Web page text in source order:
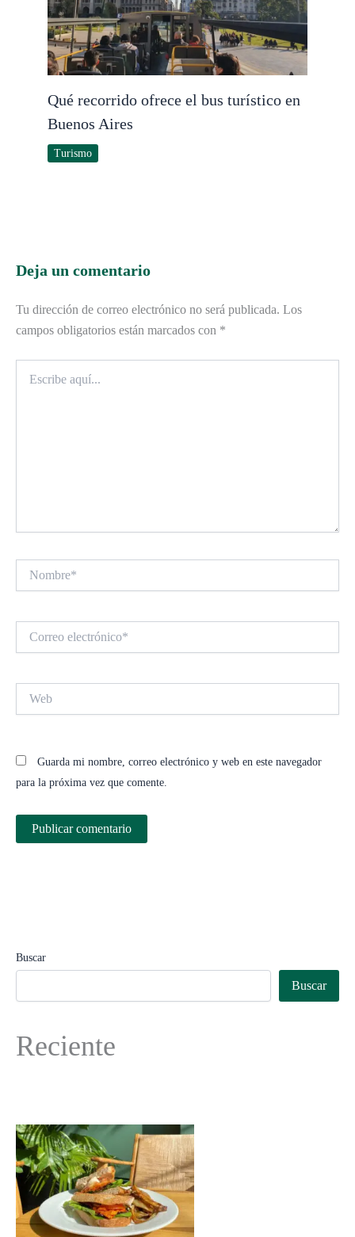
Qué recorrido ofrece el bus turístico en
Buenos Aires
Turismo
Deja un comentario
Tu dirección de correo electrónico no será publicada. Los
campos obligatorios están marcados con *
aquí...
electrónico*
Guarda mi nombre, correo electrónico y web en este navegador
para la próxima vez que comente.
Buscar
Buscar
Reciente